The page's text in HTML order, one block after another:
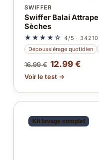
SWIFFER
Swiffer Balai
Sèches
★★★★☆ 4/5 · 34210
Dépoussiérage quotidien
16.99 € 12.99 €
Voir le test →
Kit lavage complet